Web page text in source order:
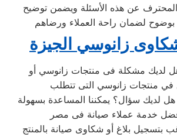
عن هذه الأسئلة ويضمن توضيح
زانوسي الجيزة
لديك مشكلة فى منتجات زانوسي أو
في منتجات زانوسي التى تتطلب
هل لديك سؤال؟ يمكننا المساعدة بسهولة
بتسجيل بلاغ أو شكاوى صيانة بالمنتج